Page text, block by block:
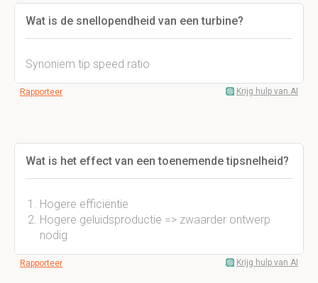
Wat is de snellopendheid van een turbine?
Synoniem tip speed ratio
Rapporteer Krijg hulp van AI
Wat is het effect van een toenemende tipsnelheid?
Hogere efficiëntie
Hogere geluidsproductie => zwaarder ontwerp
nodig
Rapporteer Krijg hulp van AI